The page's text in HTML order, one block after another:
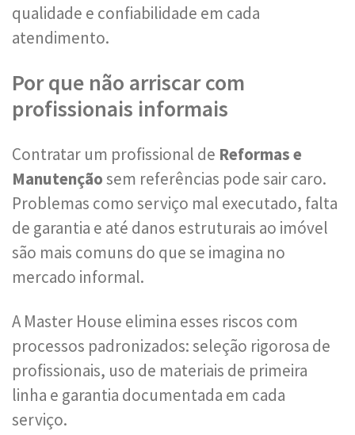
qualidade e confiabilidade em cada
atendimento.
Por que não arriscar com
profissionais informais
Contratar um profissional de Reformas e
Manutençãosem referências pode sair caro.
Problemas como serviço mal executado, falta
de garantia e até danos estruturais ao imóvel
são mais comuns do que se imagina no
mercado informal.
A Master House elimina esses riscos com
processos padronizados: seleção rigorosa de
profissionais, uso de materiais de primeira
linha e garantia documentada em cada
serviço.